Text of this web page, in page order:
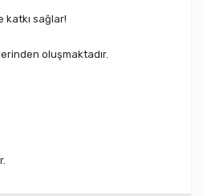
katkı sağlar!
oluşmaktadır.